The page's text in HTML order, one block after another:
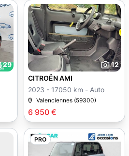
29 12
6 950 €
CITROËN AMI
2023 - 17050 km - Auto
Valenciennes (59300)
PRO